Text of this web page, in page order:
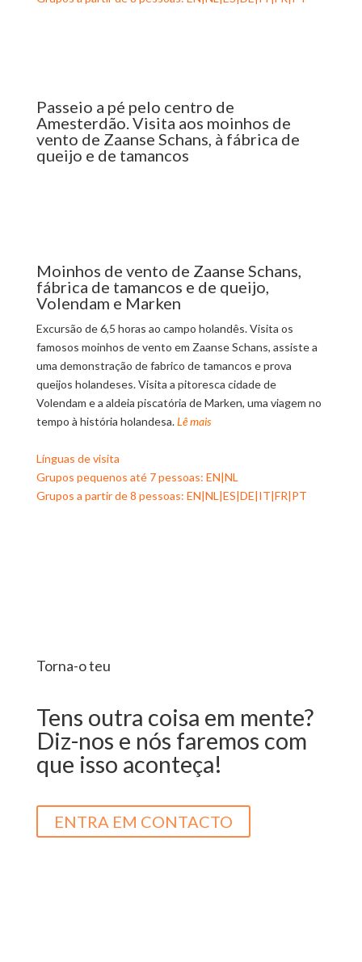
Passeio a pé pelo centro de
Amesterdão. Visita aos moinhos de
vento de Zaanse Schans, à fábrica de
queijo e de tamancos
Moinhos de vento de Zaanse Schans,
fábrica de tamancos e de queijo,
Volendam e Marken
Excursão de 6,5 horas ao campo holandês. Visita os
famosos moinhos de vento em Zaanse Schans, assiste a
uma demonstração de fabrico de tamancos e prova
queijos holandeses. Visita a pitoresca cidade de
Volendam e a aldeia piscatória de Marken, uma viagem no
tempo à história holandesa.Lê mais
Línguas de visita
Grupos pequenos até 7 pessoas: EN|NL
Grupos a partir de 8 pessoas: EN|NL|ES|DE|IT|FR|PT
Torna-o teu
Tens outra coisa em mente?
Diz-nos e nós faremos com
que isso aconteça!
ENTRA EM CONTACTO